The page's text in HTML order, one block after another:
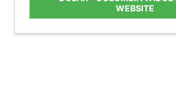
WEBSITE